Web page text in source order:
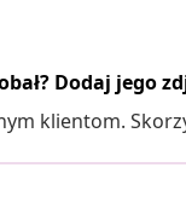
Dodaj jego
klientom.